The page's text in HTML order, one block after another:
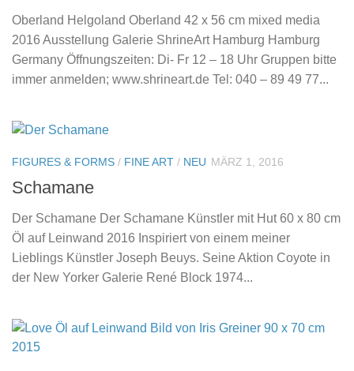
Oberland Helgoland Oberland 42 x 56 cm mixed media
2016 Ausstellung Galerie ShrineArt Hamburg Hamburg
Germany Öffnungszeiten: Di- Fr 12 – 18 Uhr Gruppen bitte
immer anmelden; www.shrineart.de Tel: 040 – 89 49 77...
FIGURES & FORMS / FINE ART / NEU MÄRZ 1, 2016
Schamane
Der Schamane Der Schamane Künstler mit Hut 60 x 80 cm
Öl auf Leinwand 2016 Inspiriert von einem meiner
Lieblings Künstler Joseph Beuys. Seine Aktion Coyote in
der New Yorker Galerie René Block 1974...